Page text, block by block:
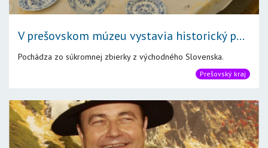
V prešovskom múzeu vystavia historický p...
Pochádza zo súkromnej zbierky z východného Slovenska.
Prešovský kraj